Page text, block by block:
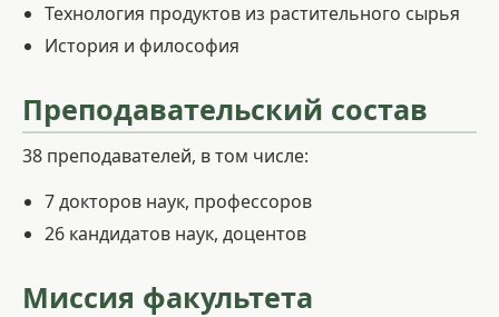
Технология продуктов из растительного сырья
История и философия
Преподавательский состав
38 преподавателей, в том числе:
7 докторов наук, профессоров
26 кандидатов наук, доцентов
Миссия факультета